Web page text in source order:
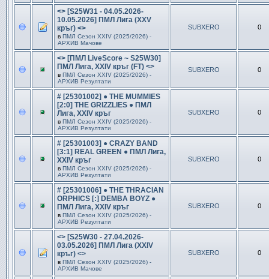
<> [S25W31 - 04.05.2026-
10.05.2026] ПМЛ Лига (XXV
кръг) <>
в ПМЛ Сезон ХXIV (2025/2026) -
АРХИВ Мачове
SUBXERO 0
<> [ПМЛ LiveScore ~ S25W30]
ПМЛ Лига, XXIV кръг (FT) <>
в ПМЛ Сезон ХXIV (2025/2026) -
АРХИВ Резултати
SUBXERO 0
# [25301002] ● THE MUMMIES
[2:0] THE GRIZZLIES ● ПМЛ
Лига, XXIV кръг
в ПМЛ Сезон ХXIV (2025/2026) -
АРХИВ Резултати
SUBXERO 0
# [25301003] ● CRAZY BAND
[3:1] REAL GREEN ● ПМЛ Лига,
XXIV кръг
в ПМЛ Сезон ХXIV (2025/2026) -
АРХИВ Резултати
SUBXERO 0
# [25301006] ● THE THRACIAN
ORPHICS [:] DEMBA BOYZ ●
ПМЛ Лига, XXIV кръг
в ПМЛ Сезон ХXIV (2025/2026) -
АРХИВ Резултати
SUBXERO 0
<> [S25W30 - 27.04.2026-
03.05.2026] ПМЛ Лига (XXIV
кръг) <>
в ПМЛ Сезон ХXIV (2025/2026) -
АРХИВ Мачове
SUBXERO 0